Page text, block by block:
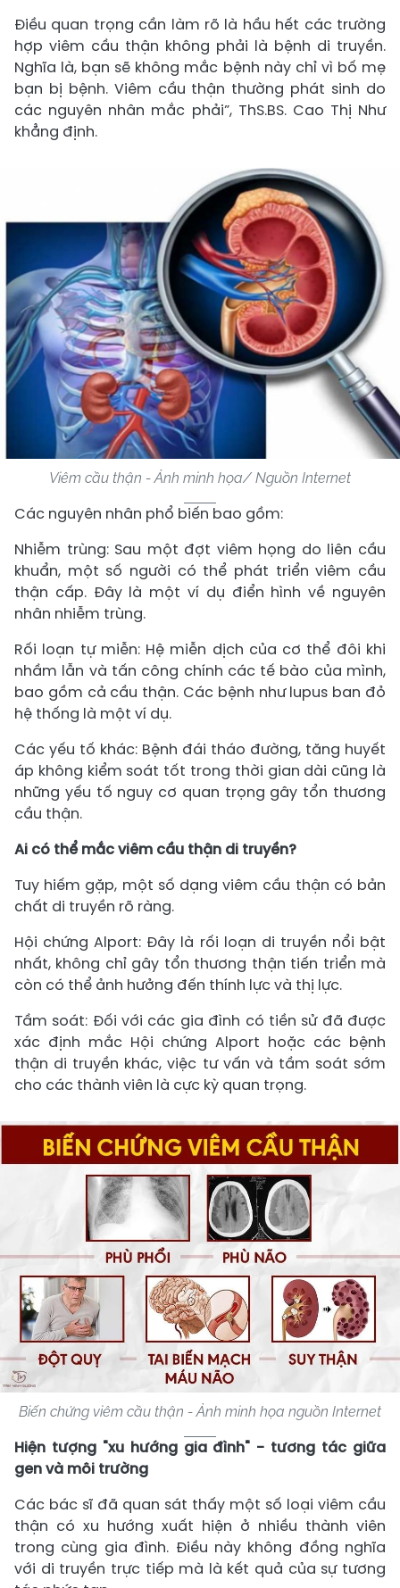
Điều quan trọng cần làm rõ là hầu hết các trường
hợp viêm cầu thận không phải là bệnh di truyền.
Nghĩa là, bạn sẽ không mắc bệnh này chỉ vì bố mẹ
bạn bị bệnh. Viêm cầu thận thường phát sinh do
các nguyên nhân mắc phải”, ThS.BS. Cao Thị Như
khẳng định.
Viêm cầu thận - Ảnh minh họa/ Nguồn Internet
Các nguyên nhân phổ biến bao gồm:
Nhiễm trùng: Sau một đợt viêm họng do liên cầu
khuẩn, một số người có thể phát triển viêm cầu
thận cấp. Đây là một ví dụ điển hình về nguyên
nhân nhiễm trùng.
Rối loạn tự miễn: Hệ miễn dịch của cơ thể đôi khi
nhầm lẫn và tấn công chính các tế bào của mình,
bao gồm cả cầu thận. Các bệnh như lupus ban đỏ
hệ thống là một ví dụ.
Các yếu tố khác: Bệnh đái tháo đường, tăng huyết
áp không kiểm soát tốt trong thời gian dài cũng là
những yếu tố nguy cơ quan trọng gây tổn thương
cầu thận.
Ai có thể mắc viêm cầu thận di truyền?
Tuy hiếm gặp, một số dạng viêm cầu thận có bản
chất di truyền rõ ràng.
Hội chứng Alport: Đây là rối loạn di truyền nổi bật
nhất, không chỉ gây tổn thương thận tiến triển mà
còn có thể ảnh hưởng đến thính lực và thị lực.
Tầm soát: Đối với các gia đình có tiền sử đã được
xác định mắc Hội chứng Alport hoặc các bệnh
thận di truyền khác, việc tư vấn và tầm soát sớm
cho các thành viên là cực kỳ quan trọng.
Biến chứng viêm cầu thận - Ảnh minh họa nguồn Internet
Hiện tượng "xu hướng gia đình" - tương tác giữa
gen và môi trường
Các bác sĩ đã quan sát thấy một số loại viêm cầu
thận có xu hướng xuất hiện ở nhiều thành viên
trong cùng gia đình. Điều này không đồng nghĩa
với di truyền trực tiếp mà là kết quả của sự tương